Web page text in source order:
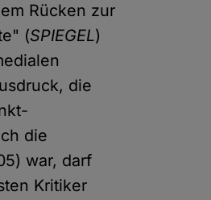
Rücken zur
(SPIEGEL)
die
die
war, darf
Kritiker